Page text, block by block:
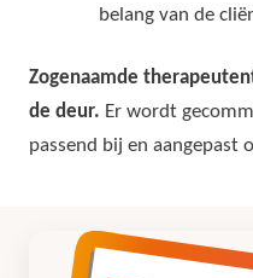
belang van de
Zogenaamde
de deur. Er wordt
passend bij en aangepast